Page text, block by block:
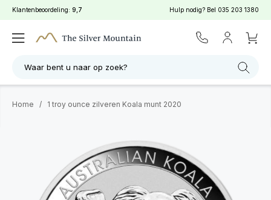
Klantenbeoordeling: 9,7 Hulp nodig? Bel 035 203 1380
Waar bent u naar op zoek?
Home / 1 troy ounce zilveren Koala munt 2020